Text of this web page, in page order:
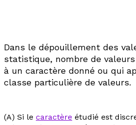
Dans le dépouillement des
statistique, nombre de
à un caractère donné ou qui
classe particulière de valeurs.
(A) Si le caractère étudié est